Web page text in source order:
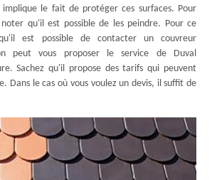
implique le fait de protéger ces surfaces. Pour
qu'il est possible de les peindre. Pour ce
est possible de contacter un couvreur
peut vous proposer le service de Duval
Sachez qu'il propose des tarifs qui peuvent
Dans le cas où vous voulez un devis, il suffit de